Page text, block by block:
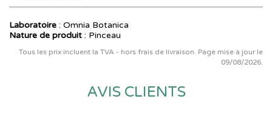
Laboratoire : Omnia Botanica
Nature de produit : Pinceau
Tous les prix incluent la TVA - hors frais de livraison. Page mise à jour le
09/08/2026.
AVIS CLIENTS